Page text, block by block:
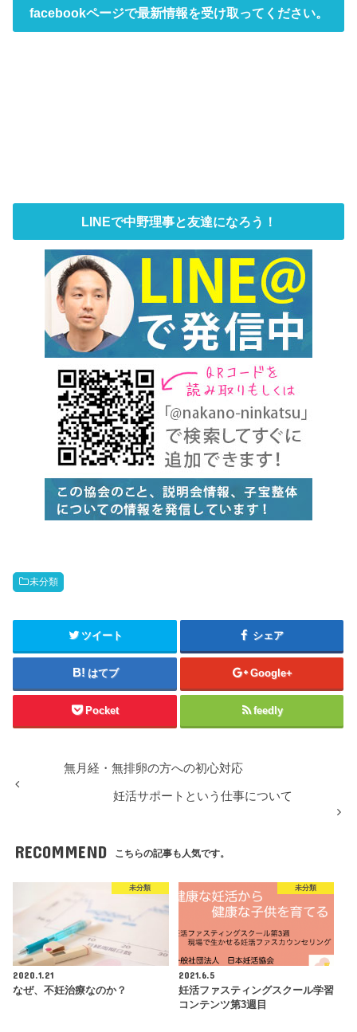
facebookページで最新情報を受け取ってください。
LINEで中野理事と友達になろう！
未分類
ツイート シェア
はてブ Google+
Pocket feedly
無月経・無排卵の方への初心対応
妊活サポートという仕事について
RECOMMEND こちらの記事も人気です。
未分類
2020.1.21
なぜ、不妊治療なのか？
未分類
2021.6.5
妊活ファスティングスクール学習
コンテンツ第3週目